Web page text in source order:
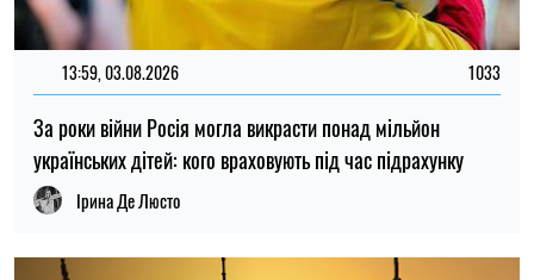
Вакансії у Силах оборони: які спеціальності
найпопулярніші